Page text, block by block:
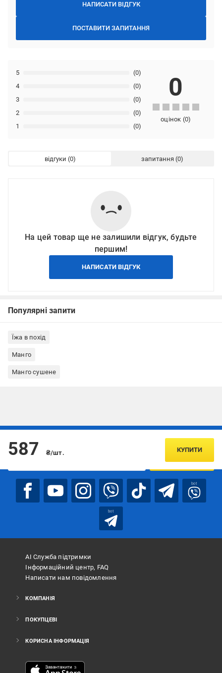
НАПИСАТИ ВІДГУК
ПОСТАВИТИ ЗАПИТАННЯ
1 (0)
2 (0)
3 (0)
4 (0)
5 (0)
0
оцінок (0)
відгуки запитання
На цей товар ще не залишили відгук, будьте
першим!
НАПИСАТИ ВІДГУК
Популярні запити
Їжа в похід
Манго
Манго сушене
587 ₴/шт. КУПИТИ
Підписуйтесь, щоб дізнаватись першим про акції та пропозиції
ПІДПИСАТИСЯ
bot
bot
АІ Служба підтримки
Інформаційний центр, FAQ
Написати нам повідомлення
КОМПАНІЯ
ПОКУПЦЕВІ
КОРИСНА ІНФОРМАЦІЯ